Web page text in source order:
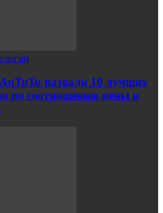
назвали 10 лучших
по соотношению цены и